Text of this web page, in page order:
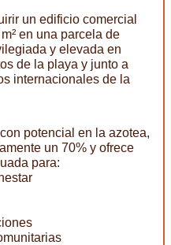
un edificio comercial
en una parcela de
y elevada en
de la playa y junto a
internacionales de la
potencial en la azotea,
un 70% y ofrece
para: